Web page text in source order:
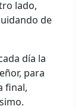
lado,
de
día la
para
final,